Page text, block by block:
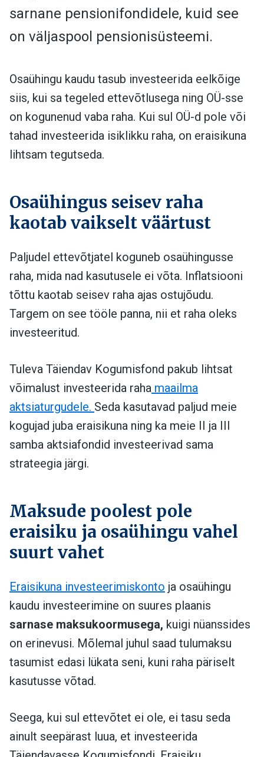
sarnane pensionifondidele, kuid see
on väljaspool pensionisüsteemi.
Osaühingu kaudu tasub investeerida eelkõige
siis, kui sa tegeled ettevõtlusega ning OÜ-sse
on kogunenud vaba raha. Kui sul OÜ-d pole või
tahad investeerida isiklikku raha, on eraisikuna
lihtsam tegutseda.
Osaühingus seisev raha
kaotab vaikselt väärtust
Paljudel ettevõtjatel koguneb osaühingusse
raha, mida nad kasutusele ei võta. Inflatsiooni
tõttu kaotab seisev raha ajas ostujõudu.
Targem on see tööle panna, nii et raha oleks
investeeritud.
Tuleva Täiendav Kogumisfond pakub lihtsat
võimalust investeerida raha maailma
aktsiaturgudele. Seda kasutavad paljud meie
kogujad juba eraisikuna ning ka meie II ja III
samba aktsiafondid investeerivad sama
strateegia järgi.
Maksude poolest pole
eraisiku ja osaühingu vahel
suurt vahet
Eraisikuna investeerimiskonto ja osaühingu
kaudu investeerimine on suures plaanis
sarnase maksukoormusega, kuigi nüanssides
on erinevusi. Mõlemal juhul saad tulumaksu
tasumist edasi lükata seni, kuni raha päriselt
kasutusse võtad.
Seega, kui sul ettevõtet ei ole, ei tasu seda
ainult seepärast luua, et investeerida